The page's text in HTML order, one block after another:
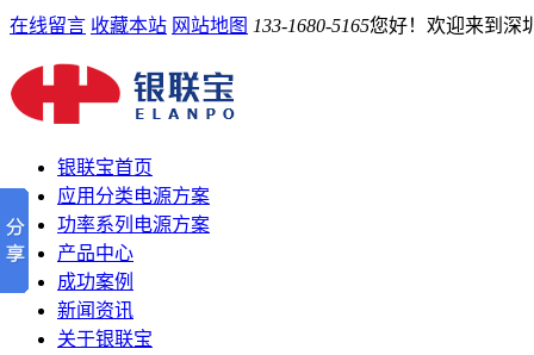
在线留言 收藏本站 网站地图 133-1680-5165您好！欢迎来到深
银联宝首页
应用分类电源方案
功率系列电源方案
产品中心
成功案例
新闻资讯
关于银联宝